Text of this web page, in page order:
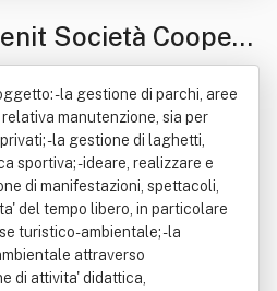
Società Coopera
- la gestione di parchi, aree
manutenzione, sia per
- la gestione di laghetti,
sportiva; - ideare, realizzare e
di manifestazioni, spettacoli,
del tempo libero, in particolare
turistico-ambientale; - la
attraverso
di attivita' didattica,